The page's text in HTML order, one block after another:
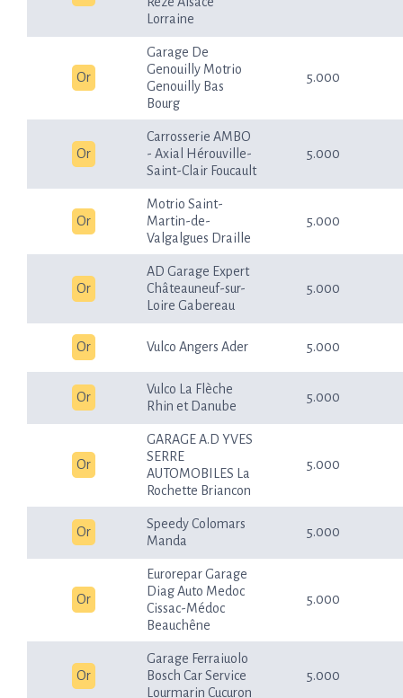
Lorraine
Or
Garage De
Genouilly Motrio
Genouilly Bas
Bourg
5.000
Or
Carrosserie AMBO
- Axial Hérouville-
Saint-Clair Foucault
5.000
Or
Motrio Saint-
Martin-de-
Valgalgues Draille
5.000
Or
AD Garage Expert
Châteauneuf-sur-
Loire Gabereau
5.000
Or Vulco Angers Ader 5.000
Or
Vulco La Flèche
Rhin et Danube
5.000
Or
GARAGE A.D YVES
SERRE
AUTOMOBILES La
Rochette Briancon
5.000
Or
Speedy Colomars
Manda
5.000
Or
Eurorepar Garage
Diag Auto Medoc
Cissac-Médoc
Beauchêne
5.000
Or
Garage Ferraiuolo
Bosch Car Service
Lourmarin Cucuron
5.000